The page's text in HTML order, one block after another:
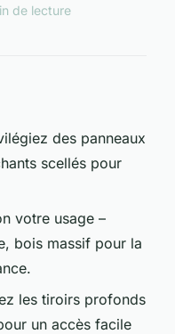
de lecture
des panneaux
scellés pour
votre usage –
bois massif pour la
les tiroirs profonds
un accès facile